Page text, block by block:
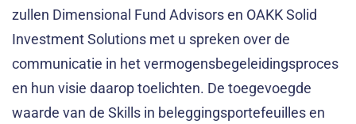
zullen Dimensional Fund Advisors en OAKK Solid
Investment Solutions met u spreken over de
communicatie in het vermogensbegeleidingsproces
en hun visie daarop toelichten. De toegevoegde
waarde van de Skills in beleggingsportefeuilles en